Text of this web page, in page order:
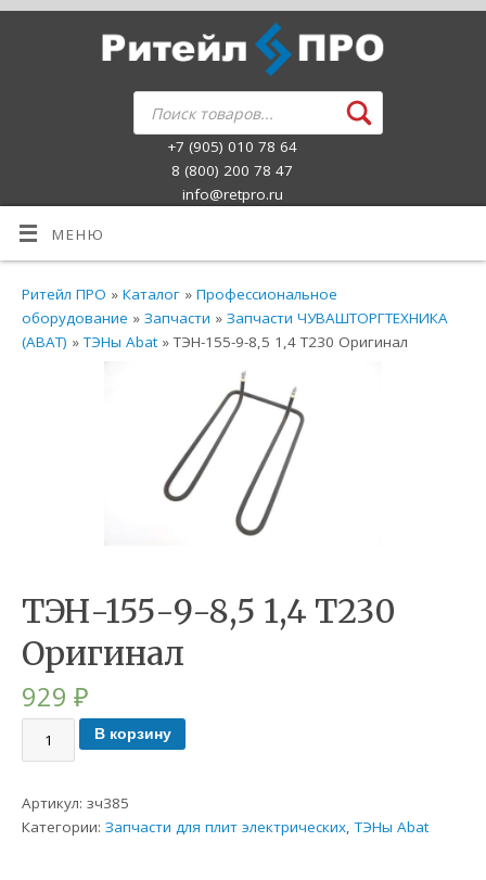
+7 (905) 010 78 64
8 (800) 200 78 47
info@retpro.ru
МЕНЮ
Ритейл ПРО »Каталог »Профессиональное
оборудование »Запчасти »Запчасти ЧУВАШТОРГТЕХНИКА
(ABAT) »ТЭНы Abat» ТЭН-155-9-8,5 1,4 Т230 Оригинал
ТЭН-155-9-8,5 1,4 Т230
Оригинал
929₽
В корзину
Артикул:зч385
Категории:Запчасти для плит электрических ,ТЭНы Abat